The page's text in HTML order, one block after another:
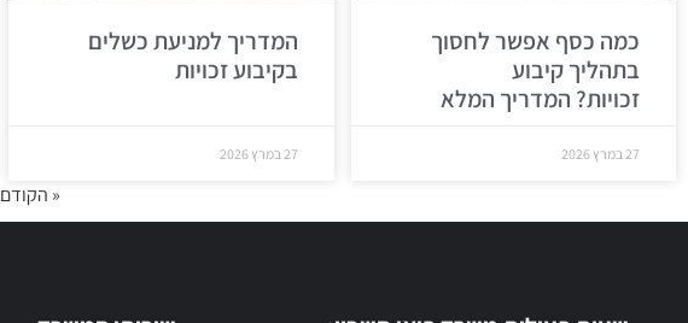
כמה כסף אפשר לחסוך
בתהליך קיבוע
זכויות? המדריך המלא
27 במרץ 2026
המדריך למניעת כשלים
בקיבוע זכויות
27 במרץ 2026
« הקודם